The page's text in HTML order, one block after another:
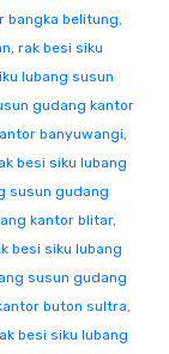
bangka belitung,
, rak besi siku
lubang susun
gudang kantor
banyuwangi,
besi siku lubang
susun gudang
kantor blitar,
besi siku lubang
susun gudang
buton sultra,
besi siku lubang